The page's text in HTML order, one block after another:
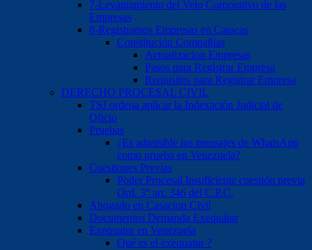
7-Levantamiento del Velo Corporativo de las
Empresas
8-Registramos Empresas en Caracas
Constitución Compañias
Actualizacion Empresas
Pasos para Registrar Empresa
Requisitos para Registrar Empresa
DERECHO PROCESAL CIVIL
TSJ ordena aplicar la Indexación Judicial de
Oficio
Pruebas
¿Es admisible los mensajes de WhatsApp
como prueba en Venezuela?
Cuestiones Previas
Poder Procesal Insuficiente cuestión previa
Ord. 3° art. 346 del C.P.C.
Abogado en Casacion Civil
Documentos Demanda Exequátur
Exequatur en Venezuela
Qué es el exequatur ?